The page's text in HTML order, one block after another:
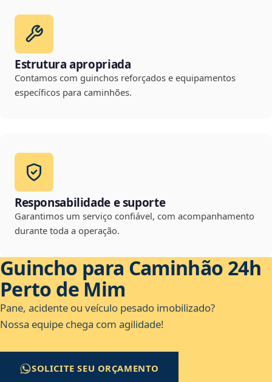
Estrutura apropriada
Contamos com guinchos reforçados e equipamentos
específicos para caminhões.
Responsabilidade e suporte
Garantimos um serviço confiável, com acompanhamento
durante toda a operação.
Guincho para Caminhão 24h
Perto de Mim
Pane, acidente ou veículo pesado imobilizado?
Nossa equipe chega com agilidade!
SOLICITE SEU ORÇAMENTO